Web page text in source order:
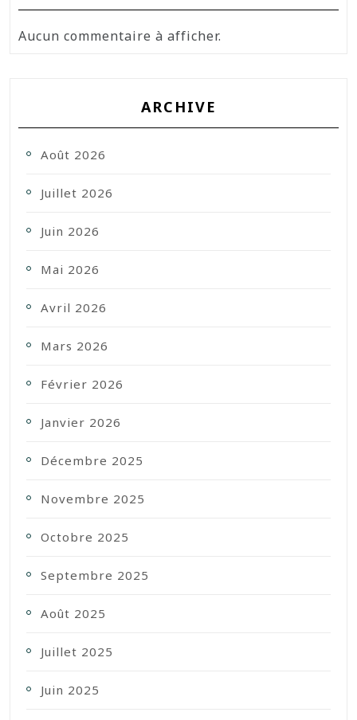
Aucun commentaire à afficher.
ARCHIVE
Août 2026
Juillet 2026
Juin 2026
Mai 2026
Avril 2026
Mars 2026
Février 2026
Janvier 2026
Décembre 2025
Novembre 2025
Octobre 2025
Septembre 2025
Août 2025
Juillet 2025
Juin 2025